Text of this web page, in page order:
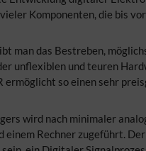
Komponenten, die bis
man das Bestreben,
unflexiblen und teuren
so einen sehr
wird nach minimaler
Rechner zugeführt.